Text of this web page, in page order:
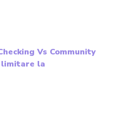
Vs Community
limitare la